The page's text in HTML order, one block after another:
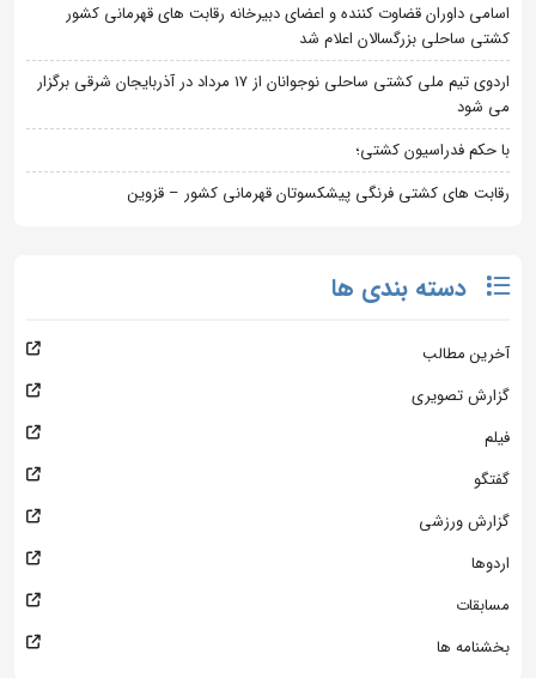
اسامی داوران قضاوت کننده و اعضای دبیرخانه رقابت های قهرمانی کشور
کشتی ساحلی بزرگسالان اعلام شد
اردوی تیم ملی کشتی ساحلی نوجوانان از 17 مرداد در آذربایجان شرقی برگزار
می شود
با حکم فدراسیون کشتی؛
رقابت های کشتی فرنگی پیشکسوتان قهرمانی کشور – قزوین
دسته بندی ها
آخرین مطالب
گزارش تصویری
فیلم
گفتگو
گزارش ورزشی
اردوها
مسابقات
بخشنامه ها